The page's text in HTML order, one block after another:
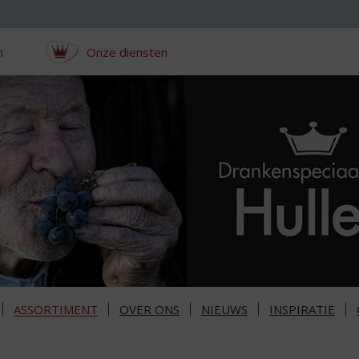
Onze diensten
ASSORTIMENT OVER ONS NIEUWS INSPIRATIE